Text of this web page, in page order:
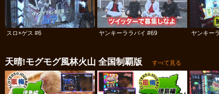
スロ×ゲス #6 ヤンキーララバイ #69 ヤンキー
天晴!モグモグ風林火山 全国制覇版 すべて見る